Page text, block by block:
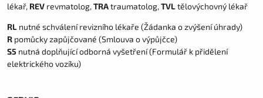
lékař, REV revmatolog,TRAtraumatolog,TVLtělovýchovný lékař
RL nutné schválení revizního lékaře (Žádanka o zvýšení úhrady)
R pomůcky zapůjčované (Smlouva o výpůjčce)
S5 nutná doplňující odborná vyšetření (Formulář k přidělení
elektrického vozíku)